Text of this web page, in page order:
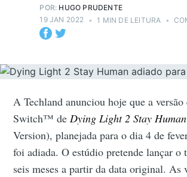
POR: HUGO PRUDENTE
19 JAN 2022 • 1 MIN DE LEITURA •
A Techland anunciou hoje que a
Switch™ de Dying Light 2 Stay Human
Version), planejada para o dia 4 de
foi adiada. O estúdio pretende lançar o
seis meses a partir da data original. As